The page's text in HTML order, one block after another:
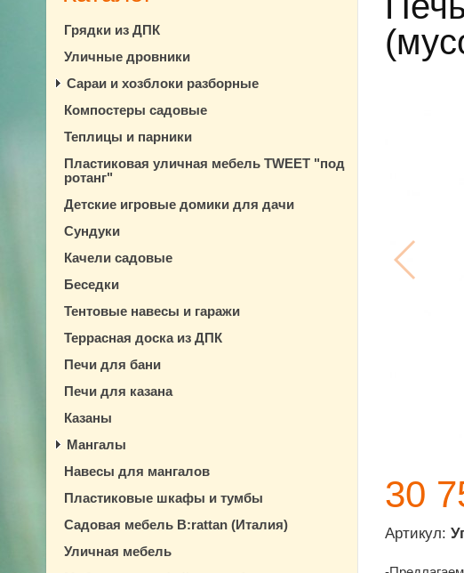
30
Артикул:
Грядки из ДПК
Уличные дровники
Сараи и хозблоки разборные
Компостеры садовые
Теплицы и парники
Пластиковая уличная мебель TWEET "под
ротанг"
Детские игровые домики для дачи
Сундуки
Качели садовые
Беседки
Тентовые навесы и гаражи
Террасная доска из ДПК
Печи для бани
Печи для казана
Казаны
Мангалы
Навесы для мангалов
Пластиковые шкафы и тумбы
Садовая мебель B:rattan (Италия)
Уличная мебель